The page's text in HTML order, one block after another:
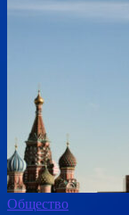
Общество